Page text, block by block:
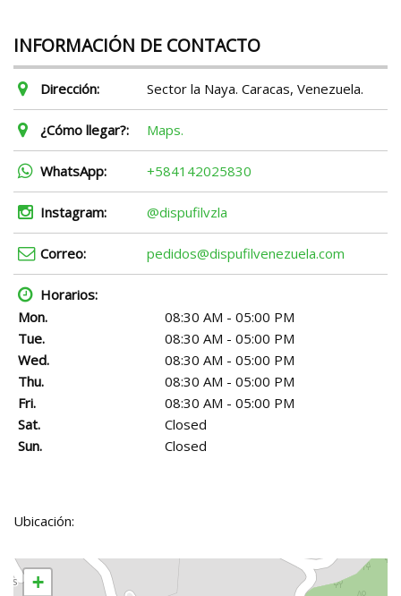
INFORMACIÓN DE CONTACTO
Dirección: Sector la Naya. Caracas, Venezuela.
¿Cómo llegar?: Maps.
WhatsApp: +584142025830
Instagram: @dispufilvzla
Correo: pedidos@dispufilvenezuela.com
Horarios:
Mon.
08:30 AM - 05:00 PM
Tue.
08:30 AM - 05:00 PM
Wed.
08:30 AM - 05:00 PM
Thu.
08:30 AM - 05:00 PM
Fri.
08:30 AM - 05:00 PM
Sat.
Closed
Sun.
Closed
Ubicación:
+